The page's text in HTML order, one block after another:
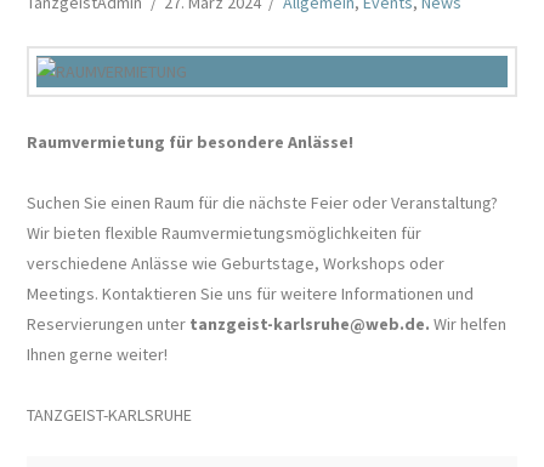
Raumvermietung für besondere Anlässe!
Suchen Sie einen Raum für die nächste Feier oder Veranstaltung?
Wir bieten flexible Raumvermietungsmöglichkeiten für
verschiedene Anlässe wie Geburtstage, Workshops oder
Meetings. Kontaktieren Sie uns für weitere Informationen und
Reservierungen unter tanzgeist-karlsruhe@web.de. Wir helfen
Ihnen gerne weiter!
TANZGEIST-KARLSRUHE